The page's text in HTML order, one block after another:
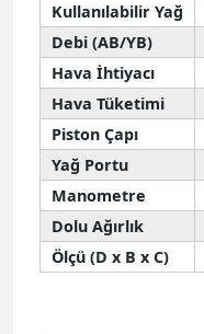
Kullanılabilir Yağ
Debi (AB/YB)
Hava İhtiyacı
Hava Tüketimi
Piston Çapı
Yağ Portu
Manometre
Dolu Ağırlık
Ölçü (D x B x C)